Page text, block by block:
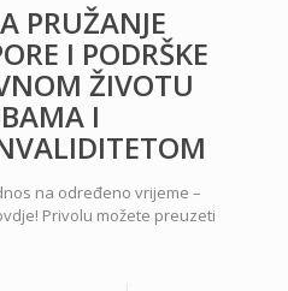
PRUŽANJE
I PODRŠKE
ŽIVOTU
I
na određeno vrijeme –
Privolu možete preuzeti